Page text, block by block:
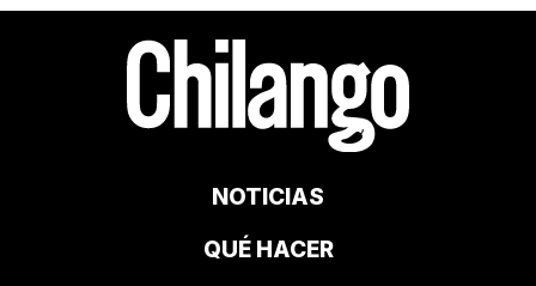
NOTICIAS
QUÉ HACER